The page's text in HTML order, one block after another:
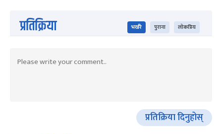
प्रतिक्रिया भर्खरै पुराना लोकप्रिय
प्रतिक्रिया दिनुहोस्